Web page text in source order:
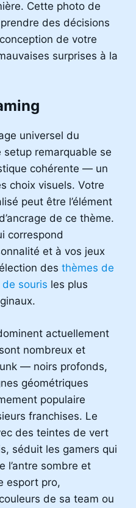
Cette photo de
des décisions
de votre
surprises à la
universel du
setup remarquable se
cohérente — un
choix visuels. Votre
peut être l’élément
de ce thème.
correspond
et à vos jeux
des thèmes de
souris les plus
actuellement
nombreux et
— noirs profonds,
géométriques
populaire
franchises. Le
des teintes de vert
séduit les gamers qui
l’antre sombre et
esport pro,
de sa team ou